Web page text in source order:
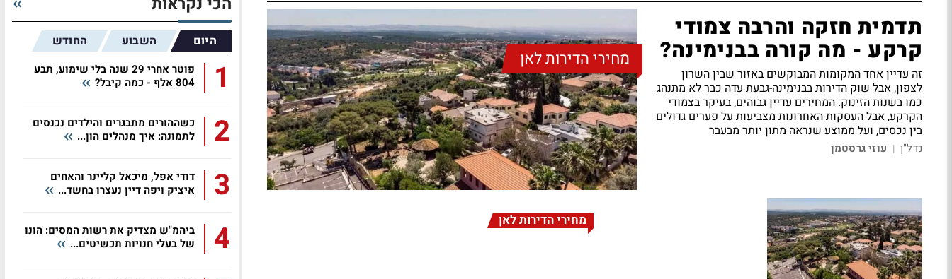
תדמית חזקה והרבה צמודי
קרקע - מה קורה בבנימינה?
זה עדיין אחד המקומות המבוקשים באזור שבין השרון
לצפון, אבל שוק הדירות בבנימינה-גבעת עדה כבר לא מתנהג
כמו בשנות הזינוק. המחירים עדיין גבוהים, בעיקר בצמודי
הקרקע, אבל העסקות האחרונות מצביעות על פערים גדולים
בין נכסים, ועל ממוצע שנראה מתון יותר מבעבר
נדל"ן | עוזי גרסטמן
מחירי הדירות לאן
מחירי הדירות לאן
היום השבוע החודש
1
פוטר אחרי 29 שנה בלי שימוע, תבע
804 אלף - כמה קיבל?
2
כשההורים מתבגרים והילדים נכנסים
לתמונה: איך מנהלים הון...
3
דודי אפל, מיכאל קליינר והאחים
איציק ויפה דיין נעצרו בחשד...
4
ביהמ"ש מצדיק את רשות המסים: הונו
של בעלי חנויות תכשיטים...